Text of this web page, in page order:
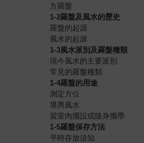
方羅盤
1-2羅盤及風水的歷史
羅盤的起源
風水的起源
1-3風水派別及羅盤種類
現今風水的主要派別
常見的羅盤種類
1-4羅盤的用途
測定方位
堪輿風水
當室內擺設或隨身攜帶
1-5羅盤保存方法
平時存放須知